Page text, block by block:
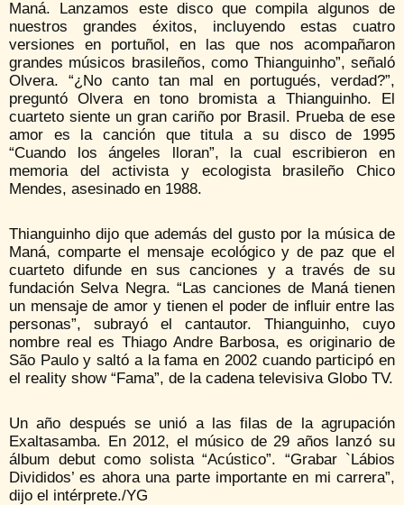
Maná. Lanzamos este disco que compila algunos de
nuestros grandes éxitos, incluyendo estas cuatro
versiones en portuñol, en las que nos acompañaron
grandes músicos brasileños, como Thianguinho”, señaló
Olvera. “¿No canto tan mal en portugués, verdad?”,
preguntó Olvera en tono bromista a Thianguinho. El
cuarteto siente un gran cariño por Brasil. Prueba de ese
amor es la canción que titula a su disco de 1995
“Cuando los ángeles lloran”, la cual escribieron en
memoria del activista y ecologista brasileño Chico
Mendes, asesinado en 1988.
Thianguinho dijo que además del gusto por la música de
Maná, comparte el mensaje ecológico y de paz que el
cuarteto difunde en sus canciones y a través de su
fundación Selva Negra. “Las canciones de Maná tienen
un mensaje de amor y tienen el poder de influir entre las
personas”, subrayó el cantautor. Thianguinho, cuyo
nombre real es Thiago Andre Barbosa, es originario de
São Paulo y saltó a la fama en 2002 cuando participó en
el reality show “Fama”, de la cadena televisiva Globo TV.
Un año después se unió a las filas de la agrupación
Exaltasamba. En 2012, el músico de 29 años lanzó su
álbum debut como solista “Acústico”. “Grabar `Lábios
Divididos’ es ahora una parte importante en mi carrera”,
dijo el intérprete./YG